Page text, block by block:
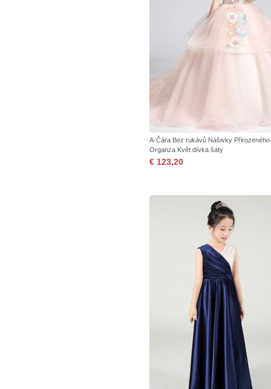
A-Čára Bez rukávů Nášivky Přirozeného
Organza Květ dívka šaty
€ 123,20